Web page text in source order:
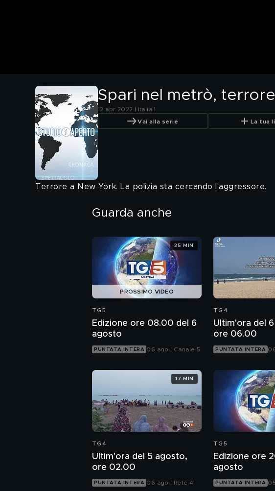
Spari nel metrò,
12 apr 2022 | Italia 1
Vai alla serie La tua
Terrore a New York. La polizia sta cercando l'aggressore.
Guarda anche
PROSSIMO VIDEO
TG5
Edizione ore 08.00 del 6
agosto
PUNTATA INTERA 06 ago | Canale 5
35 MIN
TG4
Ultim'ora del
ore 06.00
PUNTATA INTERA
TG4
Ultim'ora del 5 agosto,
ore 02.00
PUNTATA INTERA 06 ago | Rete 4
17 MIN
TG5
Edizione ore
agosto
PUNTATA INTERA